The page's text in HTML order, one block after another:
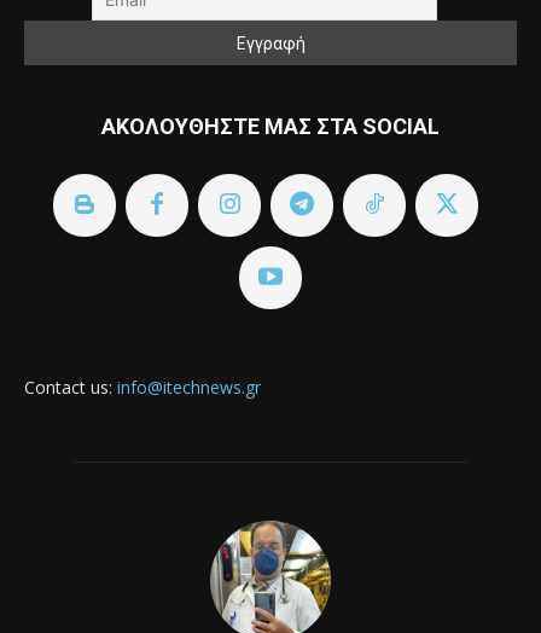
ΑΚΟΛΟΥΘΗΣΤΕ ΜΑΣ ΣΤΑ SOCIAL
Contact us: info@itechnews.gr